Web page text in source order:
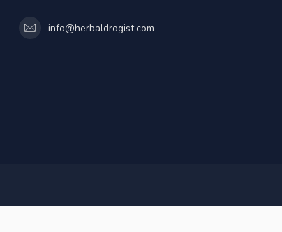
info@herbaldrogist.com